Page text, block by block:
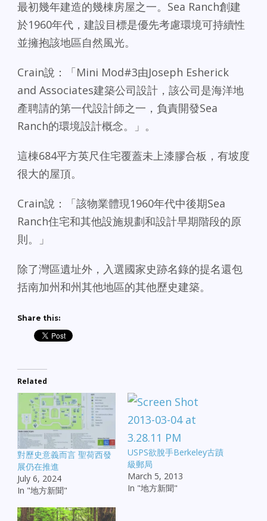
最初幾年建造的幾棟房屋之一。Sea Ranch創建
於1960年代，建設目標是優先考慮環境可持續性
並擁抱該地區自然風光。
Crain說：「Mini Mod#3由Joseph Esherick
and Associates建築公司設計，該公司是海洋地
產聘請的第一代設計師之一，負責開發Sea
Ranch的環境設計概念。」。
這棟684平方英尺住宅覆蓋未上漆膠合板，有坡度
很大的屋頂。
Crain說：「該物業體現1960年代中後期Sea
Ranch住宅和其他設施規劃和設計早期階段的原
則。」
除了灣區遺址外，入選國家史跡名錄的提名還包
括南加州和州其他地區的其他歷史建築。
Share this:
Related
對歷史意義而言 聖荷西發
展仍在推進
July 6, 2024
In "地方新聞"
USPS欲脫手Berkeley古蹟
級郵局
March 5, 2013
In "地方新聞"